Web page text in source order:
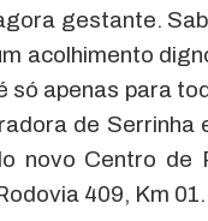
gestante.
acolhimento
só apenas para
de
novo Centro de
409, Km 01.